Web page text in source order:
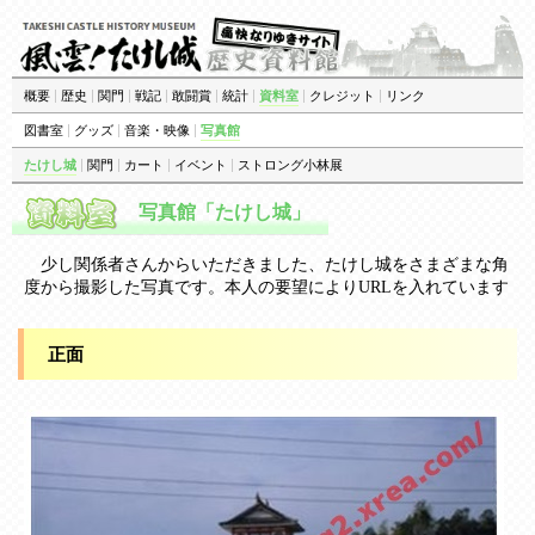
概要 | 歴史 | 関門 | 戦記 | 敢闘賞 | 統計 | 資料室 | クレジット | リンク
図書室 | グッズ | 音楽・映像 | 写真館
たけし城 | 関門 | カート | イベント | ストロング小林展
写真館「たけし城」
少し関係者さんからいただきました、たけし城をさまざまな角
度から撮影した写真です。本人の要望によりURLを入れています
正面